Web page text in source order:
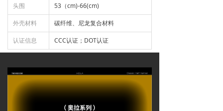
头围 53（cm)-66(cm)
外壳材料 碳纤维、尼龙复合材料
认证信息 CCC认证；DOT认证